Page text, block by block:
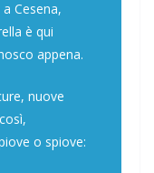
Cesena,
è qui
appena.
nuove
o spiove: